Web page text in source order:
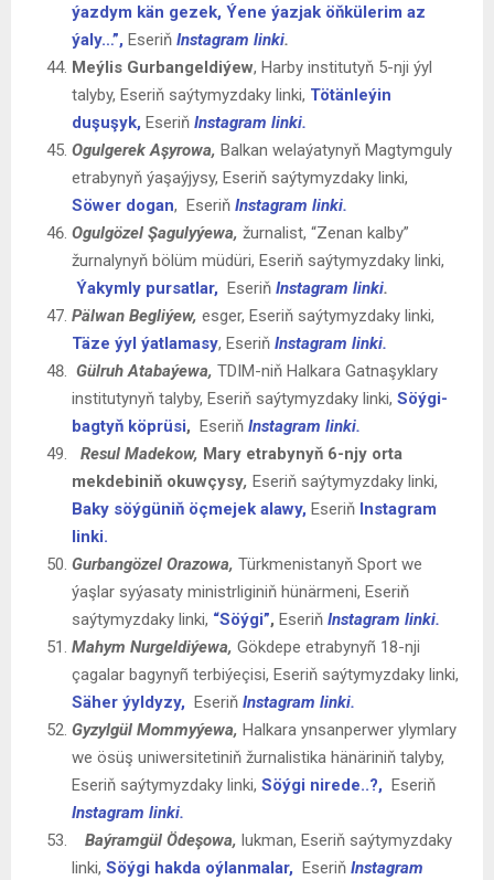
ýazdym kän gezek, Ýene ýazjak öňkülerim az
ýaly…”, Eseriň Instagram linki.
Meýlis Gurbangeldiýew, Harby institutyň 5-nji ýyl
talyby, Eseriň saýtymyzdaky linki, Tötänleýin
duşuşyk, Eseriň Instagram linki.
Ogulgerek Aşyrowa, Balkan welaýatynyň Magtymguly
etrabynyň ýaşaýjysy, Eseriň saýtymyzdaky linki,
Söwer dogan, Eseriň Instagram linki.
Ogulgözel Şagulyýewa, žurnalist, “Zenan kalby”
žurnalynyň bölüm müdüri, Eseriň saýtymyzdaky linki,
Ýakymly pursatlar, Eseriň Instagram linki.
Pälwan Begliýew, esger, Eseriň saýtymyzdaky linki,
Täze ýyl ýatlamasy, Eseriň Instagram linki.
Gülruh Atabaýewa, TDIM-niň Halkara Gatnaşyklary
institutynyň talyby, Eseriň saýtymyzdaky linki, Söýgi-
bagtyň köprüsi, Eseriň Instagram linki.
Resul Madekow, Mary etrabynyň 6-njy orta
mekdebiniň okuwçysy, Eseriň saýtymyzdaky linki,
Baky söýgüniň öçmejek alawy, Eseriň Instagram
linki.
Gurbangözel Orazowa, Türkmenistanyň Sport we
ýaşlar syýasaty ministrliginiň hünärmeni, Eseriň
saýtymyzdaky linki, “Söýgi”, Eseriň Instagram linki.
Mahym Nurgeldiýewa, Gökdepe etrabynyñ 18-nji
çagalar bagynyñ terbiýeçisi, Eseriň saýtymyzdaky linki,
Säher ýyldyzy, Eseriň Instagram linki.
Gyzylgül Mommyýewa, Halkara ynsanperwer ylymlary
we ösüş uniwersitetiniň žurnalistika hänäriniň talyby,
Eseriň saýtymyzdaky linki, Söýgi nirede..?, Eseriň
Instagram linki.
Baýramgül Ödeşowa, lukman, Eseriň saýtymyzdaky
linki, Söýgi hakda oýlanmalar, Eseriň Instagram